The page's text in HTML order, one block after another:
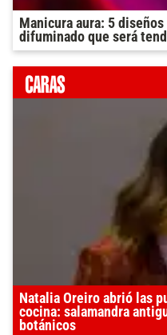
Manicura aura: 5
difuminado que será
Natalia Oreiro abrió las
cocina: salamandra
botánicos